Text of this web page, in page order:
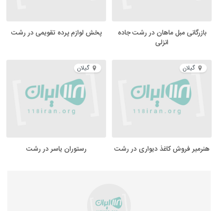
بازرگانی مبل ماهان در رشت جاده
انزلی
پخش لوازم پرده تقویمی در رشت
گیلان
هنرمیر فروش کاغذ دیواری در رشت
گیلان
رستوران یاسر در رشت